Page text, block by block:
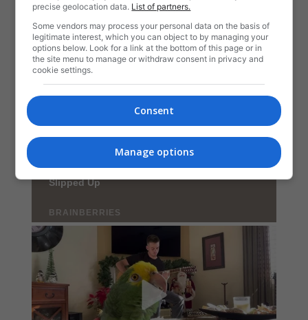
precise geolocation data. List of partners.
Some vendors may process your personal data on the basis of
legitimate interest, which you can object to by managing your
options below. Look for a link at the bottom of this page or in
the site menu to manage or withdraw consent in privacy and
cookie settings.
Consent
Manage options